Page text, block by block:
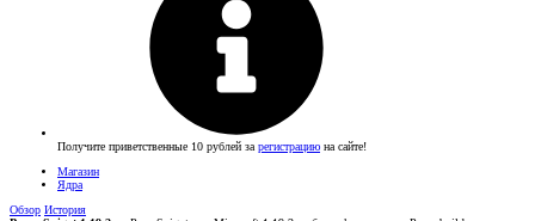
Получите приветственные 10 рублей за регистрацию на сайте!
Магазин
Ядра
Обзор История